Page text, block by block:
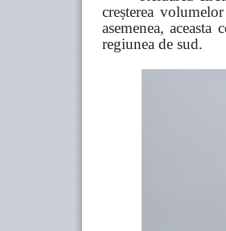
creșterea
asemenea,
regiunea de sud.